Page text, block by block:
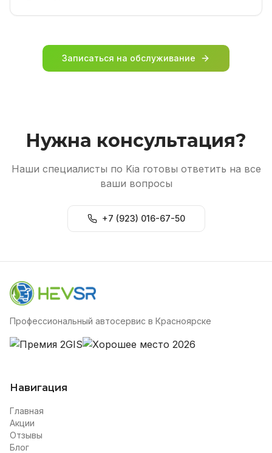
Записаться на обслуживание
Нужна консультация?
Наши специалисты по Kia готовы ответить на все
ваши вопросы
+7 (923) 016-67-50
Профессиональный автосервис в Красноярске
Навигация
Главная
Акции
Отзывы
Блог